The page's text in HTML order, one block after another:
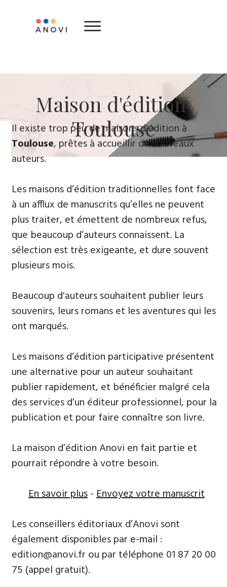
​Maison d'édition ​
Toulouse
​Il existe trop peu de maisons d'édition à
Toulouse, prêtes à accueillir de nouveaux
auteurs.
Les maisons d’édition traditionnelles font face
à un afflux de manuscrits qu’elles ne peuvent
plus traiter, et émettent de nombreux refus,
que beaucoup d’auteurs connaissent. La
sélection est très exigeante, et dure souvent
plusieurs mois.
Beaucoup d'auteurs souhaitent publier leurs
souvenirs, leurs ​romans et les aventures qui les
ont marqués.
Les maisons d’édition participative présentent
une alternative pour un auteur souhaitant
publier rapidement, et bénéficier malgré cela
des services d’un éditeur professionnel, pour la
publication et pour faire connaître son livre.
La maison d’édition Anovi en fait partie et
pourrait répondre à votre besoin.
En savoir plus-Envoyez votre manuscrit
Les conseillers éditoriaux d’Anovi sont
également disponibles par e-mail :
edition@anovi.fr ou par téléphone ​​0​1 87 20 00
75 (appel gratuit).